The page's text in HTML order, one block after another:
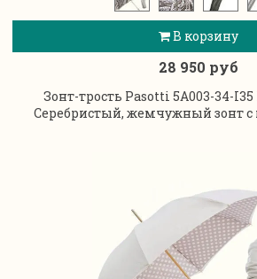
В корзину
28 950 руб
Зонт-трость Pasotti 5A003-34-
Серебристый, жемчужный зонт с